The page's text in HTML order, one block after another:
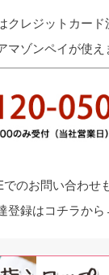
クレジットカード
マゾンペイが使え
でのお問い合わせ
登録はコチラか